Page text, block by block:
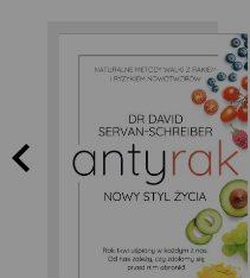
David Servan-
Schreiber